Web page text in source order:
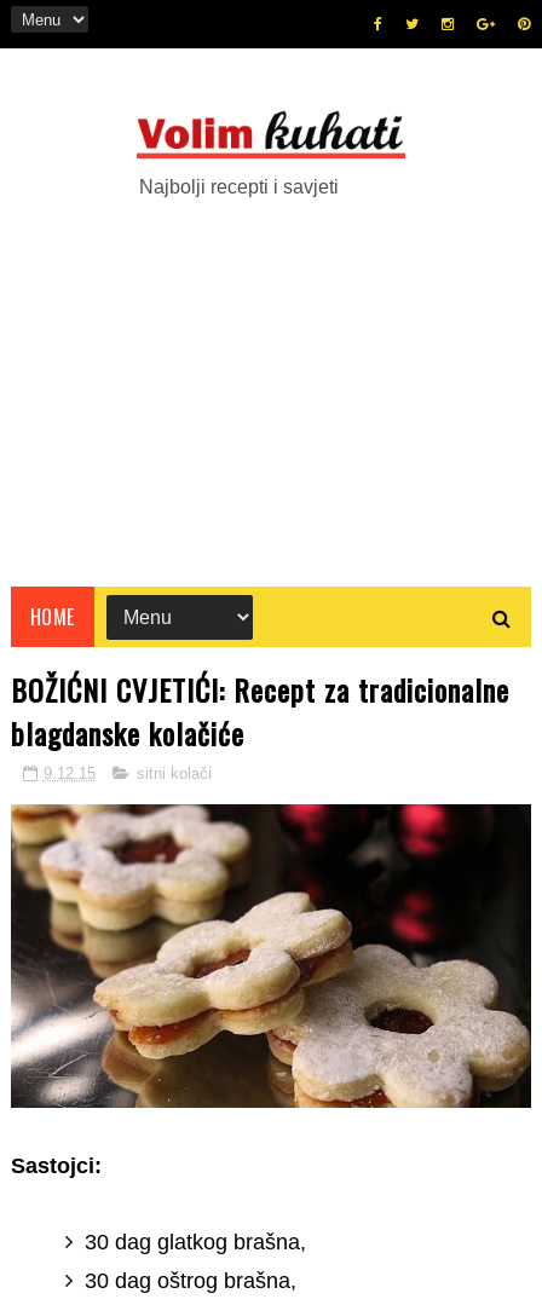
Najbolji recepti i savjeti
HOME
BOŽIĆNI CVJETIĆI: Recept za tradicionalne
blagdanske kolačiće
9.12.15 sitni kolači
Sastojci:
30 dag glatkog brašna,
30 dag oštrog brašna,